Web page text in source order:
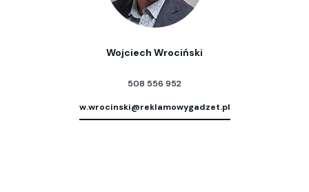
Wojciech Wrociński
508 556 952
w.wrocinski@reklamowygadzet.pl